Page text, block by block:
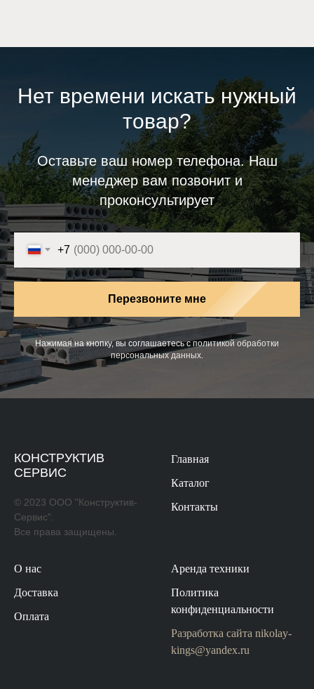
Нет времени искать нужный
товар?
Оставьте ваш номер телефона. Наш
менеджер вам позвонит и
проконсультирует
+7
Перезвоните мне
Нажимая на кнопку, вы соглашаетесь сполитикой обработки
персональных данных
КОНСТРУКТИВ
СЕРВИС
© 2023 ООО "Конструктив-
Сервис".
Все права защищены.
Главная
Каталог
Контакты
О нас
Доставка
Оплата
Аренда техники
Политика
конфиденциальности
Разработка сайта nikolay-
kings@yandex.ru